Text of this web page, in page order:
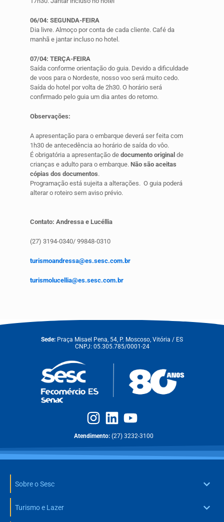
06/04: SEGUNDA-FEIRA
Dia livre. Almoço por conta de cada cliente. Café da
manhã e jantar incluso no hotel.
07/04: TERÇA-FEIRA
Saída conforme orientação do guia. Devido a dificuldade
de voos para o Nordeste, nosso voo será muito cedo.
Saída do hotel por volta de 2h30. O horário será
confirmado pelo guia um dia antes do retorno.
Observações:
A apresentação para o embarque deverá ser feita com
1h30 de antecedência ao horário de saída do vôo.
É obrigatória a apresentação de documento original de
crianças e adulto para o embarque. Não são aceitas
cópias dos documentos.
Programação está sujeita a alterações. O guia poderá
alterar o roteiro sem aviso prévio.
Contato: Andressa e Lucéllia
(27) 3194-0340/ 99848-0310
turismoandressa@es.sesc.com.br
turismolucellia@es.sesc.com.br
Sede: Praça Misael Pena, 54, P. Moscoso, Vitória / ES
CNPJ: 05.305.785/0001-24
Atendimento: (27) 3232-3100
Sobre o Sesc
Turismo e Lazer